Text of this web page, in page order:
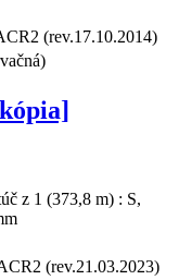
(rev.17.10.2014)
z 1 (373,8 m) : S,
(rev.21.03.2023)